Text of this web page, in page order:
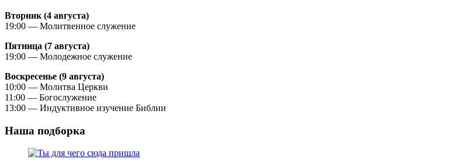
Вторник (4 августа)
19:00 — Молитвенное служение
Пятница (7 августа)
19:00 — Молодежное служение
Воскресенье (9 августа)
10:00 — Молитва Церкви
11:00 — Богослужение
13:00 — Индуктивное изучение Библии
Наша подборка